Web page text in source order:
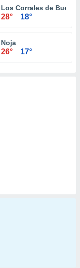
Los Corrales de Buelna
28° 18°
Noja
26° 17°